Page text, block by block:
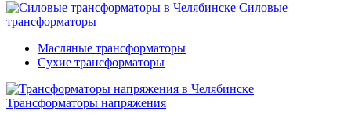
Силовые
трансформаторы
Масляные трансформаторы
Сухие трансформаторы
Трансформаторы напряжения